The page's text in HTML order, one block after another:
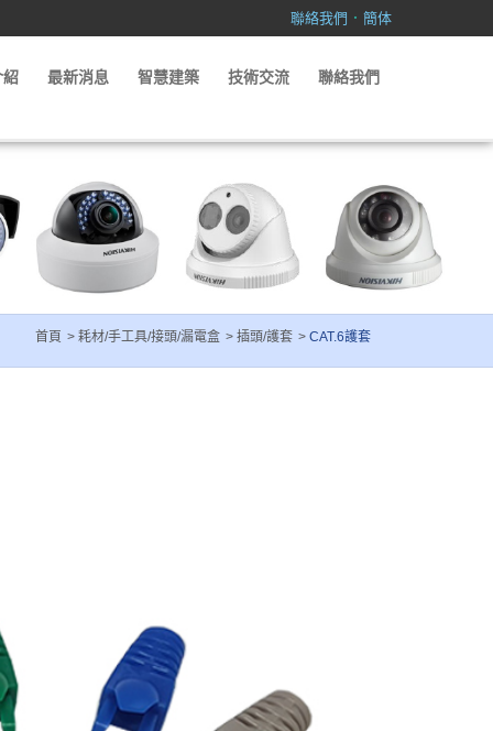
聯絡我們 ． 簡体
紹 最新消息 智慧建築 技術交流 聯絡我們
首頁 耗材/手工具/接頭/漏電盒 插頭/護套 CAT.6護套